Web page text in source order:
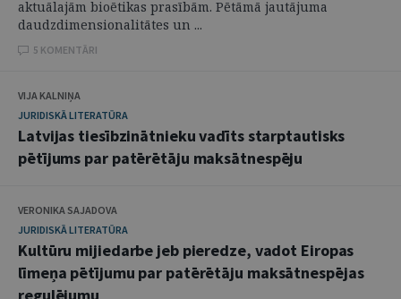
aktuālajām bioētikas prasībām. Pētāmā jautājuma
daudzdimensionalitātes un ...
5 KOMENTĀRI
VIJA KALNIŅA
JURIDISKĀ LITERATŪRA
Latvijas tiesībzinātnieku vadīts starptautisks
pētījums par patērētāju maksātnespēju
VERONIKA SAJADOVA
JURIDISKĀ LITERATŪRA
Kultūru mijiedarbe jeb pieredze, vadot Eiropas
līmeņa pētījumu par patērētāju maksātnespējas